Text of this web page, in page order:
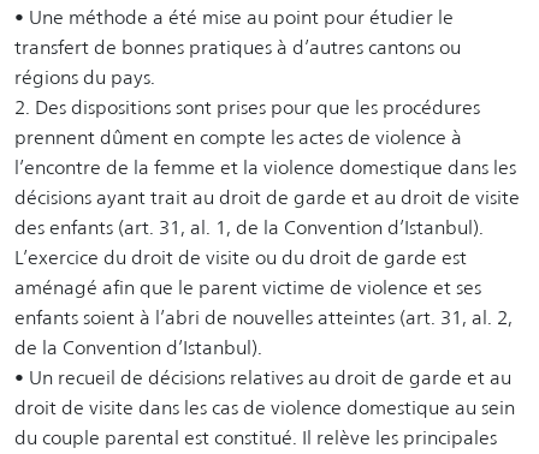
• Une méthode a été mise au point pour étudier le
transfert de bonnes pratiques à d’autres cantons ou
régions du pays.
2. Des dispositions sont prises pour que les procédures
prennent dûment en compte les actes de violence à
l’encontre de la femme et la violence domestique dans les
décisions ayant trait au droit de garde et au droit de visite
des enfants (art. 31, al. 1, de la Convention d’Istanbul).
L’exercice du droit de visite ou du droit de garde est
aménagé afin que le parent victime de violence et ses
enfants soient à l’abri de nouvelles atteintes (art. 31, al. 2,
de la Convention d’Istanbul).
• Un recueil de décisions relatives au droit de garde et au
droit de visite dans les cas de violence domestique au sein
du couple parental est constitué. Il relève les principales